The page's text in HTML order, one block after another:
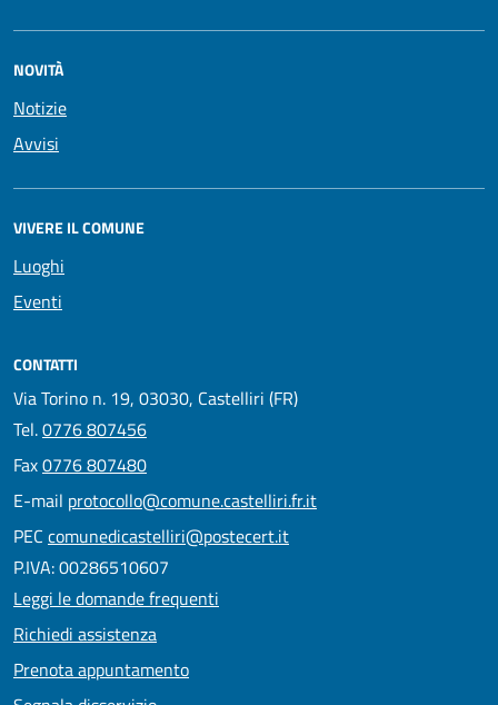
NOVITÀ
Notizie
Avvisi
VIVERE IL COMUNE
Luoghi
Eventi
CONTATTI
Via Torino n. 19, 03030, Castelliri (FR)
Tel.0776 807456
Fax0776 807480
E-mail protocollo@comune.castelliri.fr.it
PEC comunedicastelliri@postecert.it
P.IVA: 00286510607
Leggi le domande frequenti
Richiedi assistenza
Prenota appuntamento